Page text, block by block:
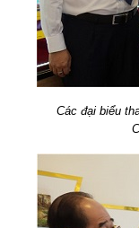
Các đại biểu